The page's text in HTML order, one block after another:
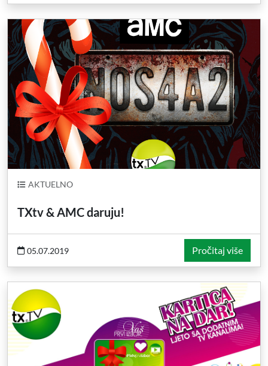
AKTUELNO
TXtv & AMC daruju!
05.07.2019 Pročitaj više